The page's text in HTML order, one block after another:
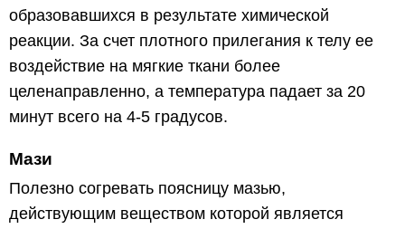
образовавшихся в результате химической
реакции. За счет плотного прилегания к телу ее
воздействие на мягкие ткани более
целенаправленно, а температура падает за 20
минут всего на 4-5 градусов.
Мази
Полезно согревать поясницу мазью,
действующим веществом которой является